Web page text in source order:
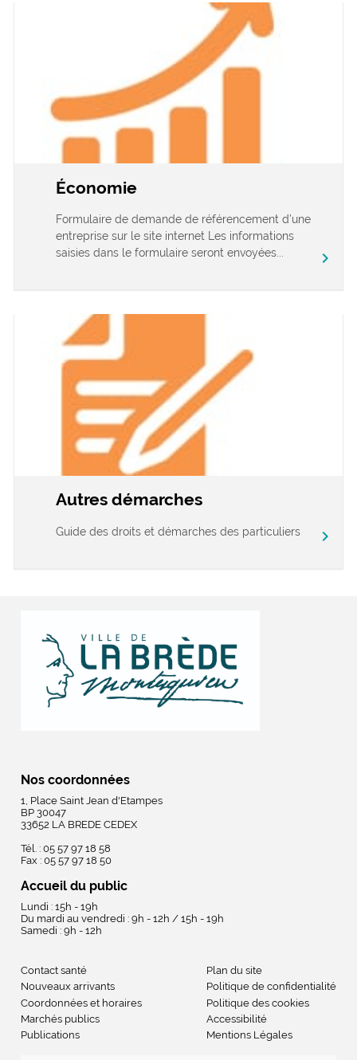
Économie
Formulaire de demande de référencement d’une
entreprise sur le site internet Les informations
saisies dans le formulaire seront envoyées...
chevron_right
Autres démarches
Guide des droits et démarches des particuliers chevron_right
Nos coordonnées
1, Place Saint Jean d'Etampes
BP 30047
33652 LA BREDE CEDEX
Tél. : 05 57 97 18 58
Fax : 05 57 97 18 50
Accueil du public
Lundi : 15h - 19h
Du mardi au vendredi : 9h - 12h / 15h - 19h
Samedi : 9h - 12h
Contact santé
Nouveaux arrivants
Coordonnées et horaires
Marchés publics
Publications
Plan du site
Politique de confidentialité
Politique des cookies
Accessibilité
Mentions Légales